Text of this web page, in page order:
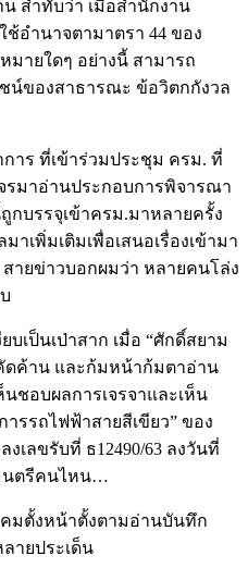
สำทับว่า เมื่อสำนักงาน
อำนาจตามาตรา 44 ของ
ายใดๆ อย่างนี้ สามารถ
ชน์ของสาธารณะ ข้อวิตกกังวล
าร ที่เข้าร่วมประชุม ครม. ที่
รมาอ่านประกอบการพิจารณา
กบรรจุเข้าครม.มาหลายครั้ง
เพิ่มเติมเพื่อเสนอเรื่องเข้ามา
ายข่าวบอกผมว่า หลายคนโล่ง
เป็นเป่าสาก เมื่อ “ศักดิ์สยาม
ค้าน และก้มหน้าก้มตาอ่าน
ชอบผลการเจรจาและเห็น
รรถไฟฟ้าสายสีเขียว” ของ
เลขรับที่ ธ12490/63 ลงวันที่
นตรีคนไหน…
มตั้งหน้าตั้งตามอ่านบันทึก
ายประเด็น